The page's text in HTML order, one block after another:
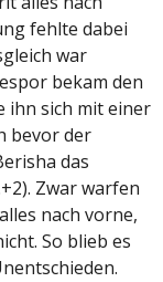
fehlte dabei
war
bekam den
ihn sich mit einer
bevor der
das
Zwar warfen
nach vorne,
So blieb es